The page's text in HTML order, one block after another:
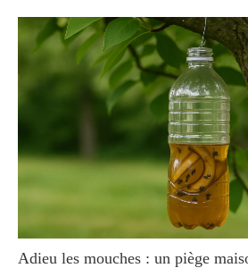
Adieu les mouches : un piège